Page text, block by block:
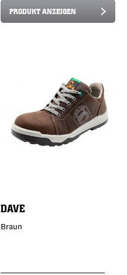
PRODUKT ANZEIGEN
DAVE
Braun